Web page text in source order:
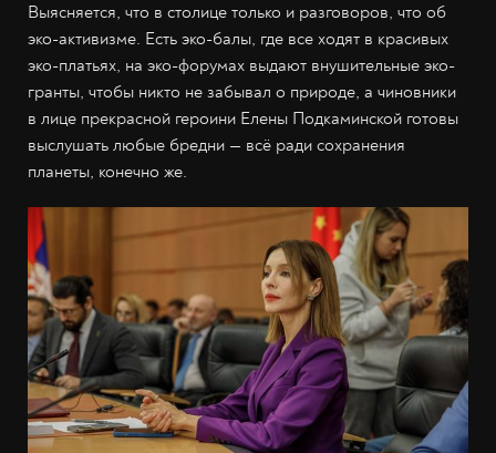
Выясняется, что в столице только и разговоров, что об
эко-активизме. Есть эко-балы, где все ходят в красивых
эко-платьях, на эко-форумах выдают внушительные эко-
гранты, чтобы никто не забывал о природе, а чиновники
в лице прекрасной героини Елены Подкаминской готовы
выслушать любые бредни — всё ради сохранения
планеты, конечно же.